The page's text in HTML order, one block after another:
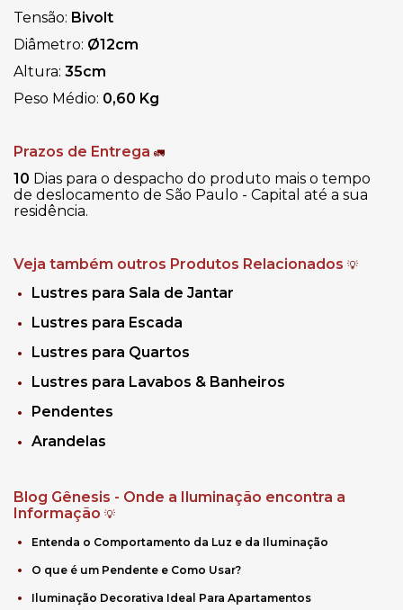
Tensão: Bivolt
Diâmetro: Ø12cm
Altura: 35cm
Peso Médio: 0,60 Kg
Prazos de Entrega 🚛
10 Dias para o despacho do produto mais o tempo
de deslocamento de São Paulo - Capital até a sua
residência.
Veja também outros Produtos Relacionados 💡
Lustres para Sala de Jantar
Lustres para Escada
Lustres para Quartos
Lustres para Lavabos & Banheiros
Pendentes
Arandelas
Blog Gênesis - Onde a Iluminação encontra a
Informação 💡
Entenda o Comportamento da Luz e da Iluminação
O que é um Pendente e Como Usar?
Iluminação Decorativa Ideal Para Apartamentos